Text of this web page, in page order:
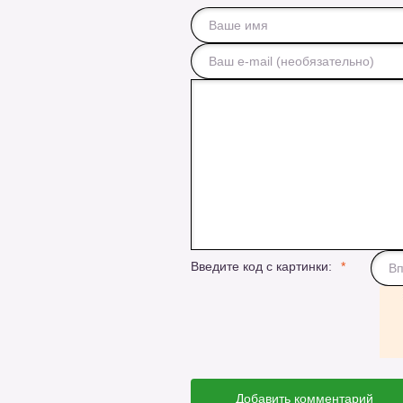
Введите код с картинки:
Добавить комментарий